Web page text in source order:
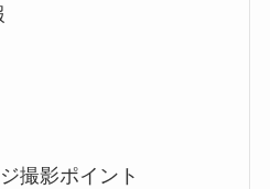
撮影ポイント